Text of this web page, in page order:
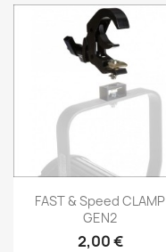
Aperçu rapide
FAST & Speed CLAMP
GEN2
2,00 €